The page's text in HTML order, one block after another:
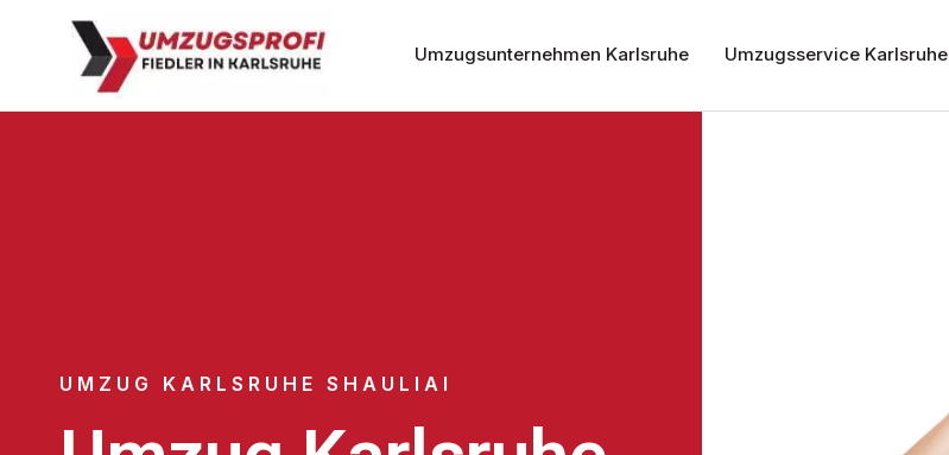
Umzugsunternehmen Karlsruhe Umzugsservice Karlsruhe
UMZUG KARLSRUHE SHAULIAI